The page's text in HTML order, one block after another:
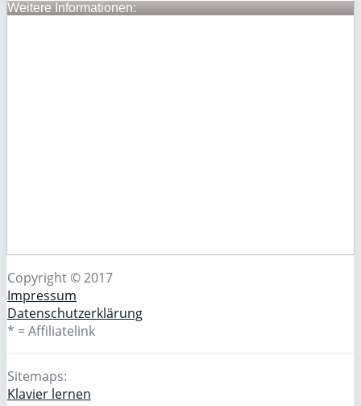
Weitere Informationen:
Copyright © 2017
Impressum
Datenschutzerklärung
* = Affiliatelink
Sitemaps:
Klavier lernen